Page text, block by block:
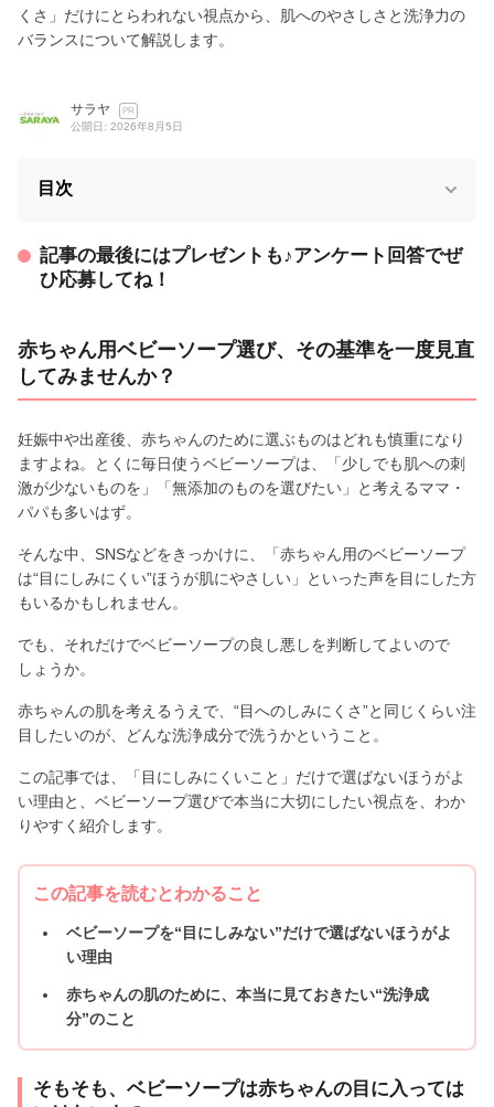
くさ」だけにとらわれない視点から、肌へのやさしさと洗浄力の
バランスについて解説します。
サラヤ PR
公開日: 2026年8月5日
目次
記事の最後にはプレゼントも♪アンケート回答でぜ
ひ応募してね！
赤ちゃん用ベビーソープ選び、その基準を一度見直
してみませんか？
妊娠中や出産後、赤ちゃんのために選ぶものはどれも慎重になり
ますよね。とくに毎日使うベビーソープは、「少しでも肌への刺
激が少ないものを」「無添加のものを選びたい」と考えるママ・
パパも多いはず。
そんな中、SNSなどをきっかけに、「赤ちゃん用のベビーソープ
は“目にしみにくい”ほうが肌にやさしい」といった声を目にした方
もいるかもしれません。
でも、それだけでベビーソープの良し悪しを判断してよいので
しょうか。
赤ちゃんの肌を考えるうえで、“目へのしみにくさ”と同じくらい注
目したいのが、どんな洗浄成分で洗うかということ。
この記事では、「目にしみにくいこと」だけで選ばないほうがよ
い理由と、ベビーソープ選びで本当に大切にしたい視点を、わか
りやすく紹介します。
この記事を読むとわかること
ベビーソープを“目にしみない”だけで選ばないほうがよ
い理由
赤ちゃんの肌のために、本当に見ておきたい“洗浄成
分”のこと
そもそも、ベビーソープは赤ちゃんの目に入っては